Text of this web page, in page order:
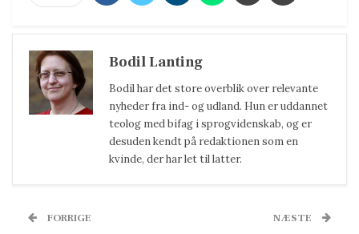
Bodil Lanting
Bodil har det store overblik over relevante
nyheder fra ind- og udland. Hun er uddannet
teolog med bifag i sprogvidenskab, og er
desuden kendt på redaktionen som en
kvinde, der har let til latter.
FORRIGE NÆSTE